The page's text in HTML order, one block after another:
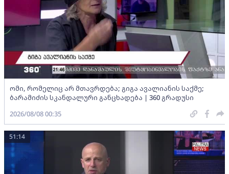
ომი, რომელიც არ მთავრდება; გიგა ავალიანის საქმე;
ბარამიძის სკანდალური განცხადება | 360 გრადუსი
2026/08/08 00:35
51:14